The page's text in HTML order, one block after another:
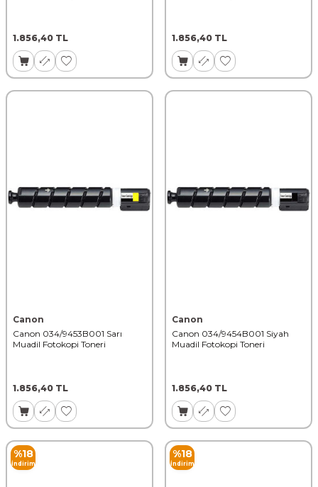
1.856,40 TL 1.856,40 TL
Canon
Canon 034/9453B001 Sarı
Muadil Fotokopi Toneri
1.856,40 TL
Canon
Canon 034/9454B001 Siyah
Muadil Fotokopi Toneri
1.856,40 TL
%18
İndirim
%18
İndirim